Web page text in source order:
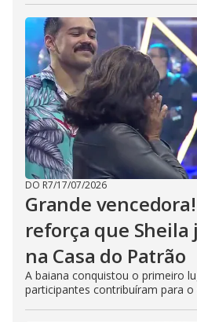
DO R7/17/07/2026
Grande
reforça que
na Casa do Patrão
A baiana conquistou o primeiro
participantes contribuíram para